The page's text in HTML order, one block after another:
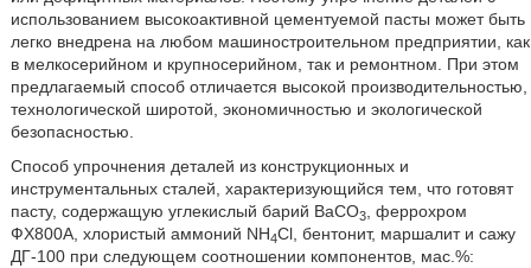
использованием высокоактивной цементуемой пасты может быть
легко внедрена на любом машиностроительном предприятии, как
в мелкосерийном и крупносерийном, так и ремонтном. При этом
предлагаемый способ отличается высокой производительностью,
технологической широтой, экономичностью и экологической
безопасностью.
Способ упрочнения деталей из конструкционных и
инструментальных сталей, характеризующийся тем, что готовят
пасту, содержащую углекислый барий ВаСО3, феррохром
ФХ800А, хлористый аммоний NH4Cl, бентонит, маршалит и сажу
ДГ-100 при следующем соотношении компонентов, мас.%: